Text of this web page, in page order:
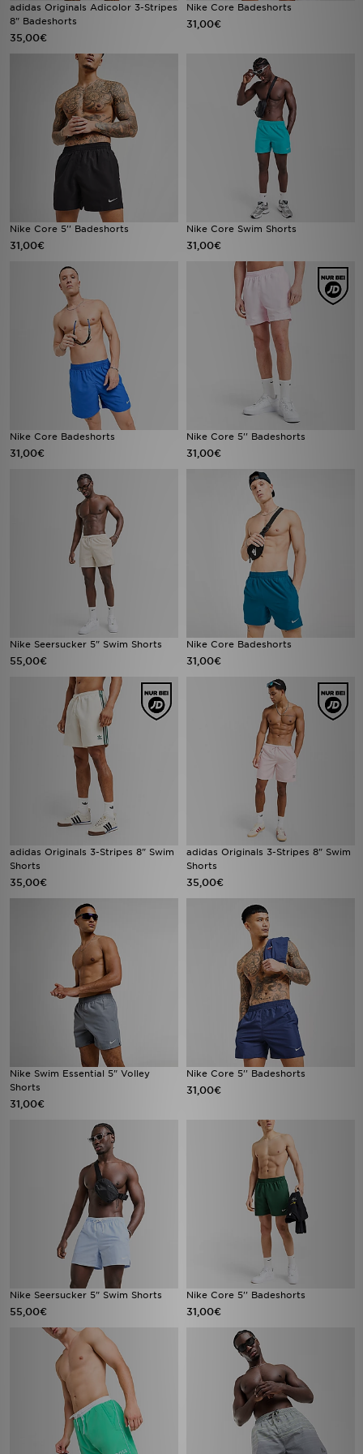
adidas Originals Adicolor 3-Stripes
8" Badeshorts
35,00€
Nike Core Badeshorts
31,00€
Nike Core 5'' Badeshorts
31,00€
Nike Core Swim Shorts
31,00€
Nike Core Badeshorts
31,00€
Nike Core 5'' Badeshorts
31,00€
Nike Seersucker 5" Swim Shorts
55,00€
Nike Core Badeshorts
31,00€
adidas Originals 3-Stripes 8" Swim
Shorts
35,00€
adidas Originals 3-Stripes 8" Swim
Shorts
35,00€
Nike Swim Essential 5" Volley
Shorts
31,00€
Nike Core 5'' Badeshorts
31,00€
Nike Seersucker 5" Swim Shorts
55,00€
Nike Core 5'' Badeshorts
31,00€